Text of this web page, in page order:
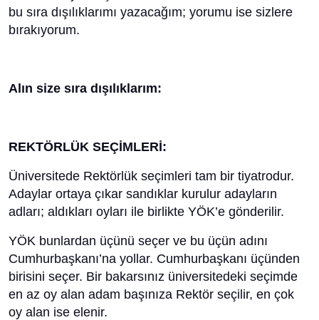
bu sıra dışılıklarımı yazacağım; yorumu ise sizlere
bırakıyorum.
Alın size sıra dışılıklarım:
REKTÖRLÜK SEÇİMLERİ:
Üniversitede Rektörlük seçimleri tam bir tiyatrodur.
Adaylar ortaya çıkar sandıklar kurulur adayların
adları; aldıkları oyları ile birlikte YÖK’e gönderilir.
YÖK bunlardan üçünü seçer ve bu üçün adını
Cumhurbaşkanı’na yollar. Cumhurbaşkanı üçünden
birisini seçer. Bir bakarsınız üniversitedeki seçimde
en az oy alan adam başınıza Rektör seçilir, en çok
oy alan ise elenir.